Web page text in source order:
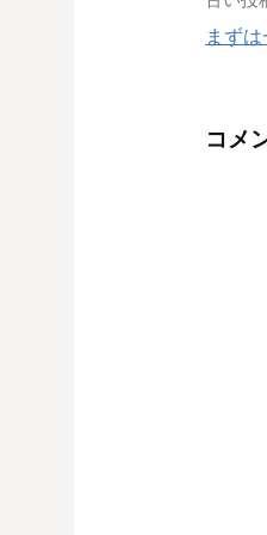
稿
ビ
まず
コメ